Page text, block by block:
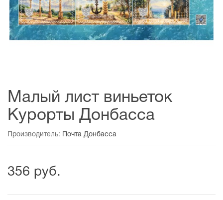
Малый лист виньеток
Курорты Донбасса
Производитель: Почта Донбасса
356 руб.